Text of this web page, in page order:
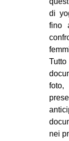
di
fino
foto,
nei